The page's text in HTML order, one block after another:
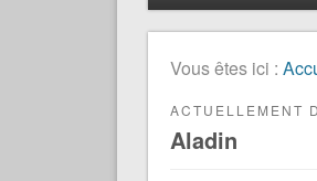
Vous êtes ici :
ACTUELLEMENT
Aladin